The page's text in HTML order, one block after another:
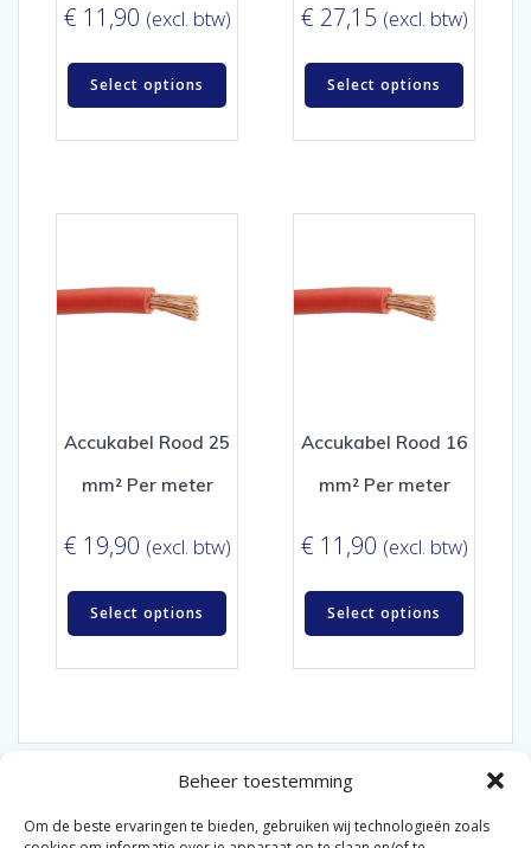
Beheer toestemming
Om de beste ervaringen te bieden, gebruiken wij technologieën zoals
€ 11,90 (excl. btw)
Select options
€ 27,15 (excl. btw)
Select options
Accukabel Rood 25
mm² Per meter
€ 19,90 (excl. btw)
Select options
Accukabel Rood 16
mm² Per meter
€ 11,90 (excl. btw)
Select options